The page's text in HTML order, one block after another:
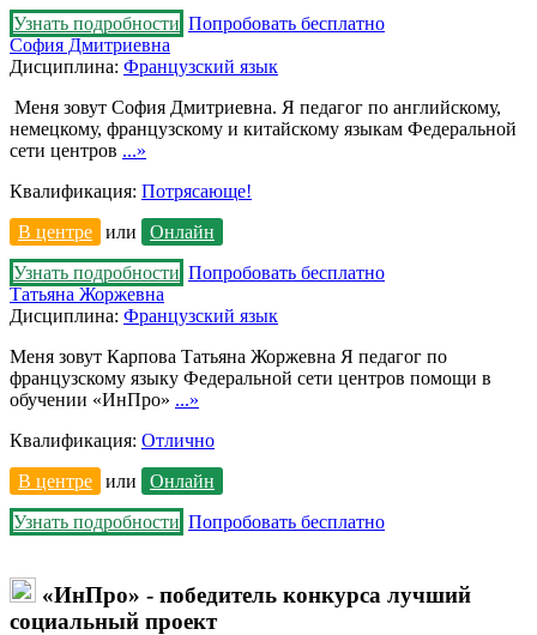
Узнать подробности Попробовать бесплатно
София Дмитриевна
Дисциплина: Французский язык
Меня зовут София Дмитриевна. Я педагог по английскому,
немецкому, французскому и китайскому языкам Федеральной
сети центров ...»
Квалификация: Потрясающе!
В центре
или
Онлайн
Узнать подробности Попробовать бесплатно
Татьяна Жоржевна
Дисциплина: Французский язык
Меня зовут Карпова Татьяна Жоржевна Я педагог по
французскому языку Федеральной сети центров помощи в
обучении «ИнПро» ...»
Квалификация: Отлично
В центре
или
Онлайн
Узнать подробности Попробовать бесплатно
«ИнПро» - победитель конкурса лучший
социальный проект